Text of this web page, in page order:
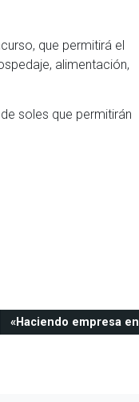
que permitirá el
alimentación,
soles que permitirán
«Haciendo empresa